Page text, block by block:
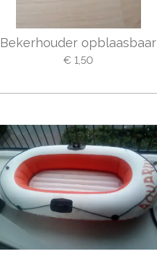
Bekerhouder opblaasbaar
€ 1,50